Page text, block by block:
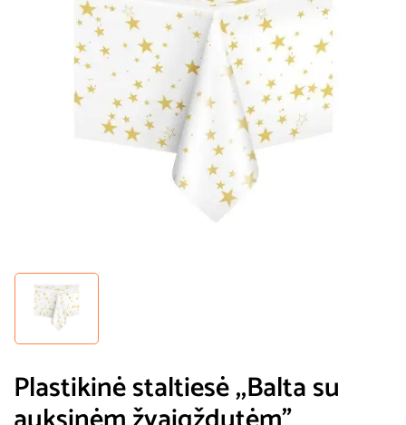
Plastikinė staltiesė ,,Balta su